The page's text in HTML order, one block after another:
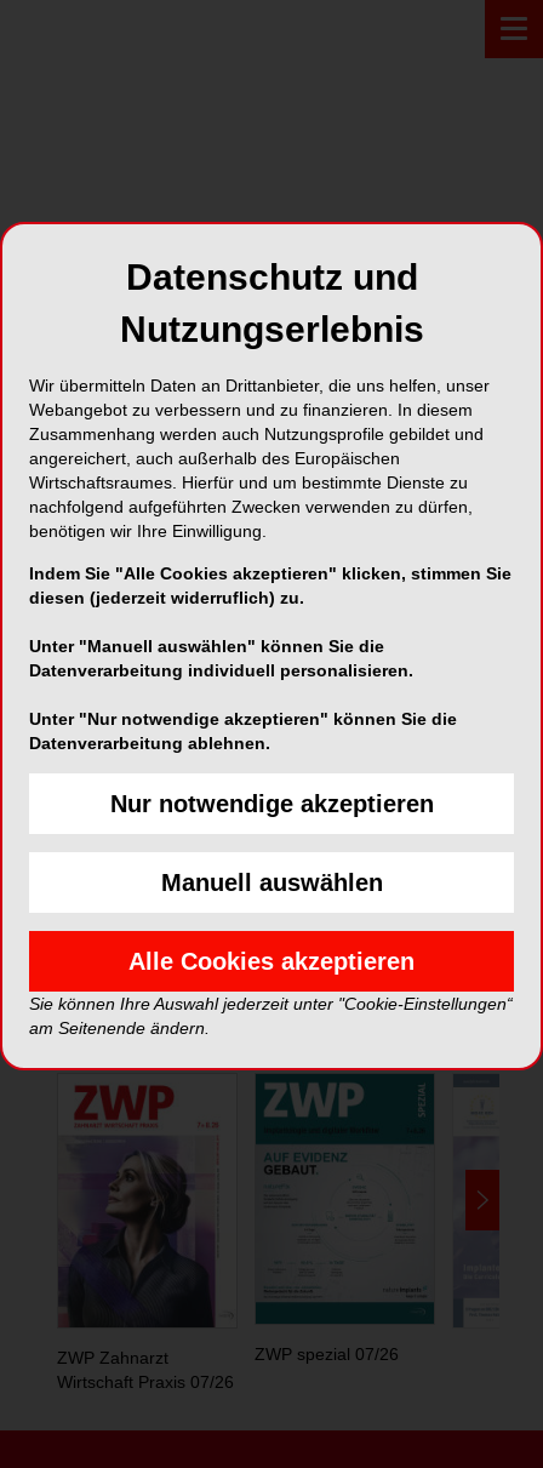
PROFIL*
Colgate-Palmolive AG
4106 Therwil
Karte
Telefon:
061 415 66 00
*Die Beiträge in dieser Rubrik stammen von den Anbietern und
spiegeln nicht die Meinung der Redaktion wider.
ePaper
ZWP Zahnarzt
Wirtschaft Praxis 07/26
ZWP spezial 07/26
Datenschutz und
Nutzungserlebnis
Wir übermitteln Daten an Drittanbieter, die uns helfen, unser
Webangebot zu verbessern und zu finanzieren. In diesem
Zusammenhang werden auch Nutzungsprofile gebildet und
angereichert, auch außerhalb des Europäischen
Wirtschaftsraumes. Hierfür und um bestimmte Dienste zu
nachfolgend aufgeführten Zwecken verwenden zu dürfen,
benötigen wir Ihre Einwilligung.
Indem Sie "Alle Cookies akzeptieren" klicken, stimmen Sie
diesen (jederzeit widerruflich) zu.
Unter "Manuell auswählen" können Sie die
Datenverarbeitung individuell personalisieren.
Unter "Nur notwendige akzeptieren" können Sie die
Datenverarbeitung ablehnen.
Nur notwendige akzeptieren
Manuell auswählen
Alle Cookies akzeptieren
Sie können Ihre Auswahl jederzeit unter "Cookie-Einstellungen“
am Seitenende ändern.